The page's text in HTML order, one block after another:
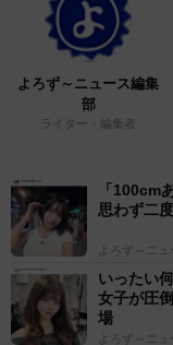
よろず～ニュース編集
部
ライター・編集者
「100cm
思わず二
よろず～ニュ
いったい
女子が圧
場
よろず～ニュ